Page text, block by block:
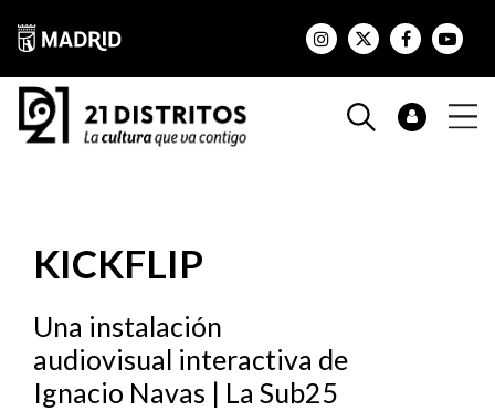
KICKFLIP
Una instalación
audiovisual interactiva de
Ignacio Navas | La Sub25